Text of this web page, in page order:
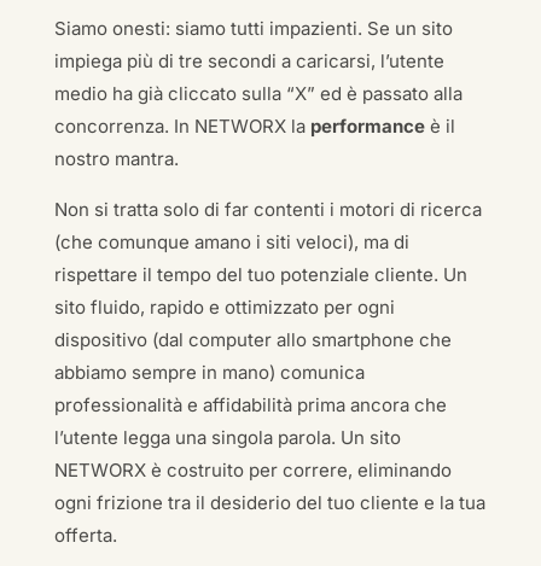
Siamo onesti: siamo tutti impazienti. Se un sito
impiega più di tre secondi a caricarsi, l’utente
medio ha già cliccato sulla “X” ed è passato alla
concorrenza. In NETWORX la performanceè il
nostro mantra.
Non si tratta solo di far contenti i motori di ricerca
(che comunque amano i siti veloci), ma di
rispettare il tempo del tuo potenziale cliente. Un
sito fluido, rapido e ottimizzato per ogni
dispositivo (dal computer allo smartphone che
abbiamo sempre in mano) comunica
professionalità e affidabilità prima ancora che
l’utente legga una singola parola. Un sito
NETWORX è costruito per correre, eliminando
ogni frizione tra il desiderio del tuo cliente e la tua
offerta.